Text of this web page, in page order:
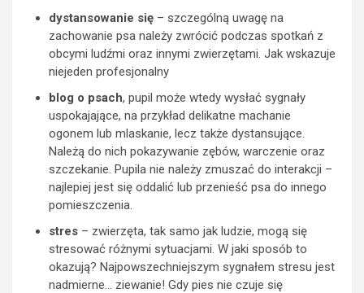
dystansowanie się – szczególną uwagę na
zachowanie psa należy zwrócić podczas spotkań z
obcymi ludźmi oraz innymi zwierzętami. Jak wskazuje
niejeden profesjonalny
blog o psach, pupil może wtedy wysłać sygnały
uspokajające, na przykład delikatne machanie
ogonem lub mlaskanie, lecz także dystansujące.
Należą do nich pokazywanie zębów, warczenie oraz
szczekanie. Pupila nie należy zmuszać do interakcji –
najlepiej jest się oddalić lub przenieść psa do innego
pomieszczenia.
stres – zwierzęta, tak samo jak ludzie, mogą się
stresować różnymi sytuacjami. W jaki sposób to
okazują? Najpowszechniejszym sygnałem stresu jest
nadmierne… ziewanie! Gdy pies nie czuje się